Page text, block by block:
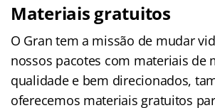
Materiais gratuitos
O Gran tem a missão de mudar
nossos pacotes com materiais de
qualidade e bem direcionados,
oferecemos materiais gratuitos